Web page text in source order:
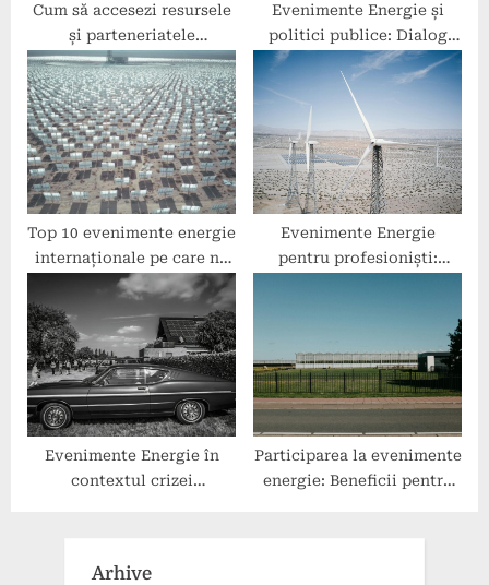
Cum să accesezi resursele
și parteneriatele
disponibile la evenimente
energie?
Evenimente Energie și
politici publice: Dialog
între autorități și
companii
Top 10 evenimente energie
internaționale pe care nu
trebuie să le ratezi
Evenimente Energie
pentru profesioniști:
Evenimente Energie în
contextul crizei
Participarea la evenimente
energie: Beneficii pentru
Arhive